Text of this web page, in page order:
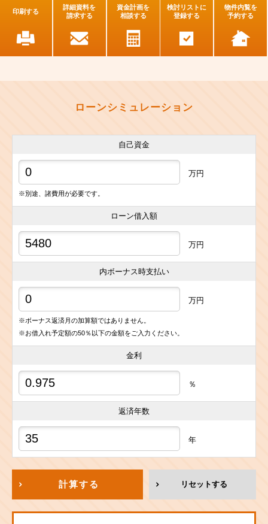
印刷する
詳細資料を
請求する
資金計画を
相談する
検討リストに
登録する
物件内覧を
予約する
ローンシミュレーション
自己資金
万円
※別途、諸費用が必要です。
ローン借入額
万円
内ボーナス時支払い
万円
※ボーナス返済月の加算額ではありません。
※お借入れ予定額の50％以下の金額をご入力ください。
金利
％
返済年数
年
計算する リセットする